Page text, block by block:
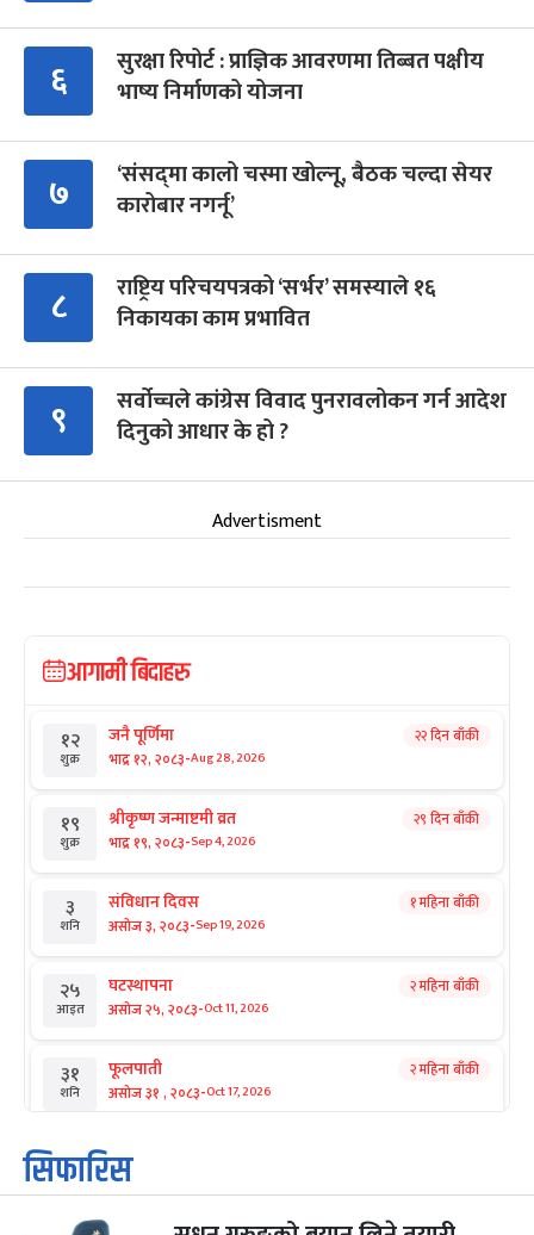
६
सुरक्षा रिपोर्ट : प्राज्ञिक आवरणमा तिब्बत पक्षीय
भाष्य निर्माणको योजना
७
‘संसद्‍मा कालो चस्मा खोल्नू, बैठक चल्दा सेयर
कारोबार नगर्नू’
८
राष्ट्रिय परिचयपत्रको ‘सर्भर’ समस्याले १६
निकायका काम प्रभावित
९
सर्वोच्चले कांग्रेस विवाद पुनरावलोकन गर्न आदेश
दिनुको आधार के हो ?
Advertisment
आगामी बिदाहरु
१२
शुक्र
जनै पूर्णिमा
भाद्र १२, २०८३-Aug 28, 2026
२२ दिन बाँकी
१९
शुक्र
श्रीकृष्ण जन्माष्टमी व्रत
भाद्र १९, २०८३-Sep 4, 2026
२९ दिन बाँकी
३
शनि
संविधान दिवस
असोज ३, २०८३-Sep 19, 2026
१ महिना बाँकी
२५
आइत
घटस्थापना
असोज २५, २०८३-Oct 11, 2026
२ महिना बाँकी
३१
शनि
फूलपाती
असोज ३१ , २०८३-Oct 17, 2026
२ महिना बाँकी
१
आइत
कार्तिक सङ्क्रान्ति
कार्तिक १, २०८३
सिफारिस